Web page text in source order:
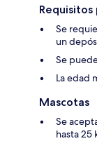
Requisitos
Se
un
Se
La edad
Mascotas
Se
hasta 25